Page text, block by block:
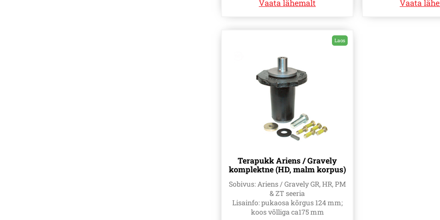
Vaata lähemalt
Vaata
Laos
Terapukk Ariens / Gravely
komplektne (HD, malm korpus)
(59125000)
Sobivus: Ariens / Gravely GR, HR, PM
& ZT seeria
Lisainfo: pukaosa kõrgus 124 mm;
koos võlliga ca175 mm